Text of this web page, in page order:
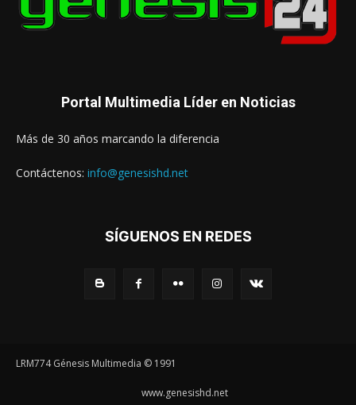
Portal Multimedia Líder en Noticias
Más de 30 años marcando la diferencia
Contáctenos: info@genesishd.net
SÍGUENOS EN REDES
LRM774 Génesis Multimedia © 1991
www.genesishd.net